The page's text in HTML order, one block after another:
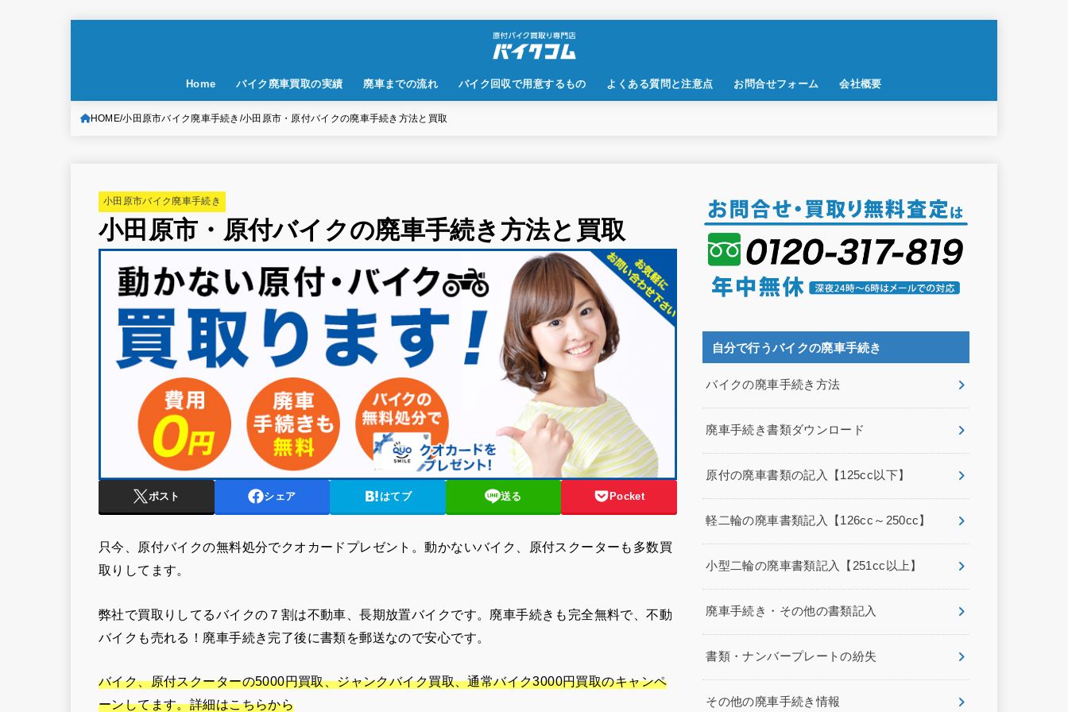
Home バイク廃車買取の実績 廃車までの流れ バイク回収で用意するもの よくある質問と注意点 お問合せフォーム 会社概要
HOME 小田原市バイク廃車手続き 小田原市・原付バイクの廃車手続き方法と買取
小田原市バイク廃車手続き
小田原市・原付バイクの廃車手続き方法と買取
ポスト シェア はてブ 送る Pocket
只今、原付バイクの無料処分でクオカードプレゼント。動かないバイク、原付スクーターも多数買
取りしてます。
弊社で買取りしてるバイクの７割は不動車、長期放置バイクです。廃車手続きも完全無料で、不動
バイクも売れる！廃車手続き完了後に書類を郵送なので安心です。
バイク、原付スクーターの5000円買取、ジャンクバイク買取、通常バイク3000円買取のキャンペ
ーンしてます。詳細はこちらから
自分で行うバイクの廃車手続き
バイクの廃車手続き方法
廃車手続き書類ダウンロード
原付の廃車書類の記入【125cc以下】
軽二輪の廃車書類記入【126cc～250cc】
小型二輪の廃車書類記入【251cc以上】
廃車手続き・その他の書類記入
書類・ナンバープレートの紛失
その他の廃車手続き情報